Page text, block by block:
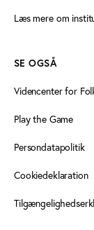
Læs mere om
SE OGSÅ
Videncenter for
Play the Game
Persondatapolitik
Cookiedeklaration